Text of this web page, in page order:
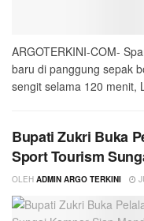
ARGOTERKINI-COM-
baru di panggung sepak
sengit selama 120 menit,
Bupati Zukri Buka
Sport Tourism
OLEH ADMIN ARGO TERKINI